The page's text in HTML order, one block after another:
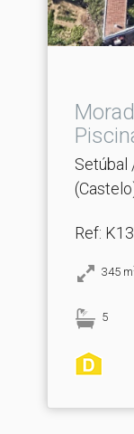
Setúbal
Ref:
345 m
5